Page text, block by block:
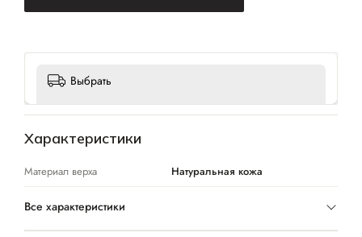
Выбрать
Характеристики
Материал верха Натуральная кожа
Все характеристики